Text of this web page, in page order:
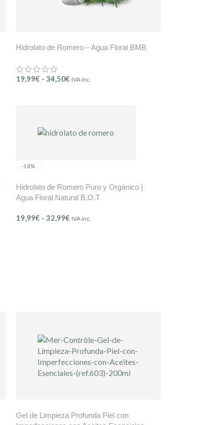
Hidrolato de Romero – Agua Floral BMB
19,99€ - 34,50€ IVA inc.
-18%
Hidrolato de Romero Puro y Orgánico |
Agua Floral Natural B.O.T
19,99€ - 32,99€ IVA inc.
Gel de Limpieza Profunda Piel con